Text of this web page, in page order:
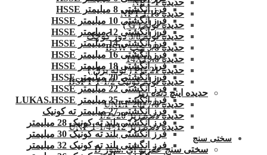
حدیده NPT 1
حدیده 1/16 NPT
حدیده لوله ( G )
حدیده لوله 3/8 دور کوچک
حدیده 3/8 چپ BSW
حدیده 14X19.8
حدیده 21 PG ( لوله برق )
حدیده لوله کونیک 1/2-1 BSPT
حدیده اینچ دنده ریز
حدیده UNEF 20×7/8
حدیده دنده ریز 20×1/2
حدیده دنده ریز 12×1/4-1 UNF
سختی سنج
سختی سنج عقربه ای .شور D
فرز انگشتی 8 میلیمتر HSSE
فرز انگشتی 10 میلیمتر HSSE
فرز انگشتی 12 میلیمتر HSSE
فرز انگشتی 14 میلیمتر HSSE
فرز انگشتی 16 میلیمتر HSSE
فرز انگشتی 18 میلیمتر HSSE
فرز انگشتی 20 میلیمتر HSSE
فرز انگشتی 22 میلیمتر HSSE
فرز انگشتی 25 میلیمتر LUKAS.HSSE
فرز انگشتی 27 میلیمتر ته کونیک
فرز انگشتی بلند ته کونیک 28 میلیمتر
فرز انگشتی بلند ته کونیک 30 میلیمتر
فرز انگشتی بلند ته کونیک 32 میلیمتر